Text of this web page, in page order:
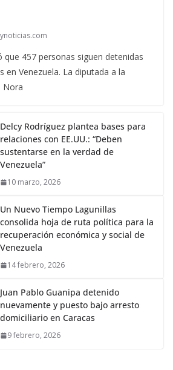
457 personas siguen detenidas
en Venezuela. La diputada a la
Nora
Delcy Rodríguez plantea bases para
relaciones con EE.UU.: “Deben
sustentarse en la verdad de
Venezuela”
10 marzo, 2026
Un Nuevo Tiempo Lagunillas
consolida hoja de ruta política para la
recuperación económica y social de
Venezuela
14 febrero, 2026
Juan Pablo Guanipa detenido
nuevamente y puesto bajo arresto
domiciliario en Caracas
9 febrero, 2026